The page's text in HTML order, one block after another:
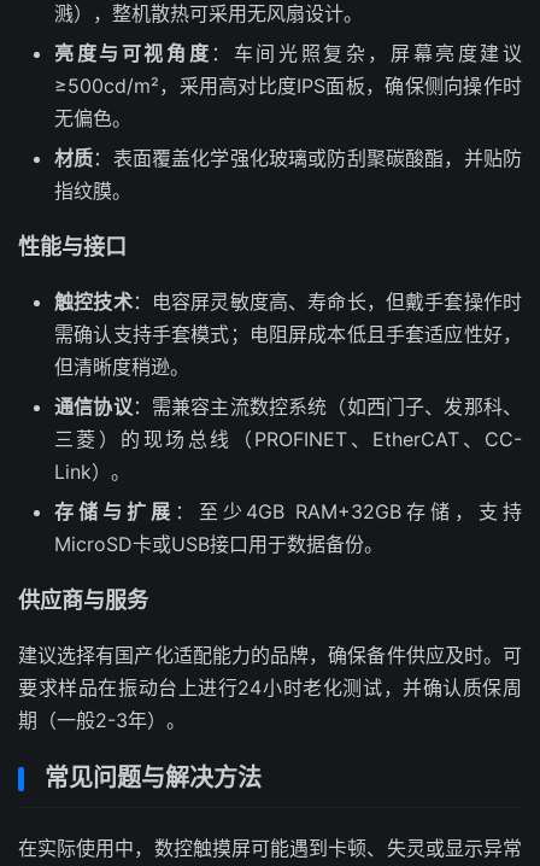
溅），整机散热可采用无风扇设计。
亮度与可视角度 ：车间光照复杂，屏幕亮度建议
≥500cd/m²，采用高对比度IPS面板，确保侧向操作时
无偏色。
材质：表面覆盖化学强化玻璃或防刮聚碳酸酯，并贴防
指纹膜。
性能与接口
触控技术：电容屏灵敏度高、寿命长，但戴手套操作时
需确认支持手套模式；电阻屏成本低且手套适应性好，
但清晰度稍逊。
通信协议：需兼容主流数控系统（如西门子、发那科、
三菱）的现场总线（PROFINET、EtherCAT、CC-
Link）。
存储与扩展 ：至少4GB RAM+32GB存储，支持
MicroSD卡或USB接口用于数据备份。
供应商与服务
建议选择有国产化适配能力的品牌，确保备件供应及时。可
要求样品在振动台上进行24小时老化测试，并确认质保周
期（一般2-3年）。
常见问题与解决方法
在实际使用中，数控触摸屏可能遇到卡顿、失灵或显示异常